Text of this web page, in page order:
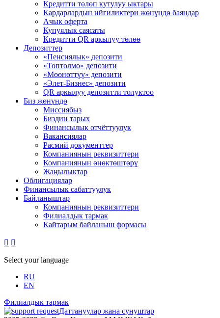
Кредитти төлөп кутулуу ыктары
Кардарлардын ийгиликтери жѳнүндѳ баяндар
Ачык оферта
Купуялык саясаты
Кредитти QR аркылуу төлөө
Депозиттер
«Пенсиялык» депозити
«Топтолмо» депозити
«Мөөнөттүү» депозити
«Элет-Бизнес» депозити
QR аркылуу депозитти толуктоо
Биз жѳнүндѳ
Миссиябыз
Биздин тарых
Финансылык отчёттуулук
Вакансиялар
Расмий документтер
Компаниянын реквизиттери
Компаниянын ѳнѳктѳштѳрү
Жаңылыктар
Облигациялар
Финансылык сабаттуулук
Байланыштар
Компаниянын реквизиттери
Филиалдык тармак
Кайтарым байланыш формасы
 
Select your language
RU
EN
Филиалдык тармак
Даттануулар жана сунуштар